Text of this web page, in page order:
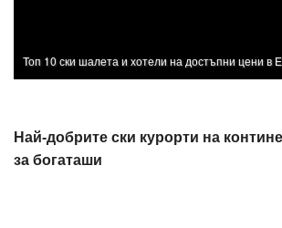
Топ 10 ски шалета и хотели на достъпни цени в
Най-добрите ски курорти на
за богаташи